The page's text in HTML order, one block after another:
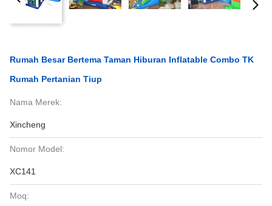
Rumah Besar Bertema Taman Hiburan Inflatable Combo TK
Rumah Pertanian Tiup
Nama Merek:
Xincheng
Nomor Model:
XC141
Moq: